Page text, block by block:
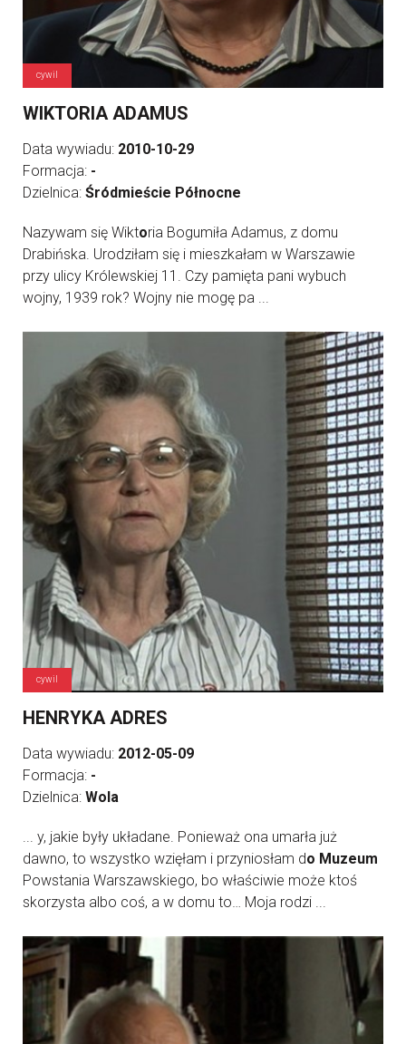
cywil
WIKTORIA ADAMUS
Data wywiadu: 2010-10-29
Formacja: -
Dzielnica: Śródmieście Północne
Nazywam się Wiktoria Bogumiła Adamus, z domu
Drabińska. Urodziłam się i mieszkałam w Warszawie
przy ulicy Królewskiej 11. Czy pamięta pani wybuch
wojny, 1939 rok? Wojny nie mogę pa ...
cywil
HENRYKA ADRES
Data wywiadu: 2012-05-09
Formacja: -
Dzielnica: Wola
... y, jakie były układane. Ponieważ ona umarła już
dawno, to wszystko wzięłam i przyniosłam do Muzeum
Powstania Warszawskiego, bo właściwie może ktoś
skorzysta albo coś, a w domu to… Moja rodzi ...